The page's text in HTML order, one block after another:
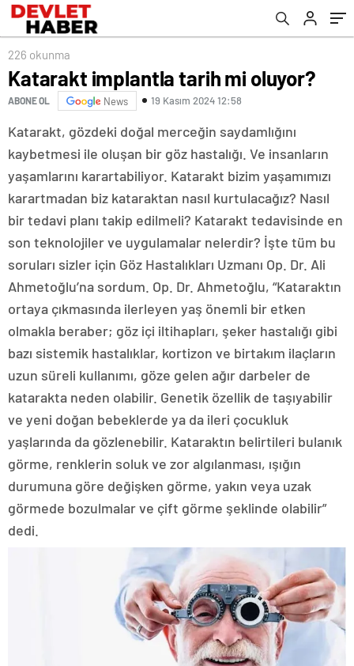
226 okunma
Katarakt implantla tarih mi oluyor?
ABONE OL News 19 Kasım 2024 12:58
Katarakt, gözdeki doğal merceğin saydamlığını
kaybetmesi ile oluşan bir göz hastalığı. Ve insanların
yaşamlarını karartabiliyor. Katarakt bizim yaşamımızı
karartmadan biz kataraktan nasıl kurtulacağız? Nasıl
bir tedavi planı takip edilmeli? Katarakt tedavisinde en
son teknolojiler ve uygulamalar nelerdir? İşte tüm bu
soruları sizler için Göz Hastalıkları Uzmanı Op. Dr. Ali
Ahmetoğlu’na sordum. Op. Dr. Ahmetoğlu, “Kataraktın
ortaya çıkmasında ilerleyen yaş önemli bir etken
olmakla beraber; göz içi iltihapları, şeker hastalığı gibi
bazı sistemik hastalıklar, kortizon ve birtakım ilaçların
uzun süreli kullanımı, göze gelen ağır darbeler de
katarakta neden olabilir. Genetik özellik de taşıyabilir
ve yeni doğan bebeklerde ya da ileri çocukluk
yaşlarında da gözlenebilir. Kataraktın belirtileri bulanık
görme, renklerin soluk ve zor algılanması, ışığın
durumuna göre değişken görme, yakın veya uzak
görmede bozulmalar ve çift görme şeklinde olabilir”
dedi.